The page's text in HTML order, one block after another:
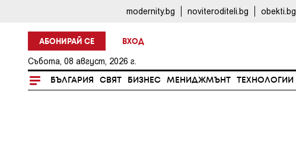
modernity.bg noviteroditeli.bg obekti.bg
АБОНИРАЙ СЕ ВХОД
Събота, 08 август, 2026 г.
БЪЛГАРИЯ СВЯТ БИЗНЕС МЕНИДЖМЪНТ ТЕХНОЛОГИИ